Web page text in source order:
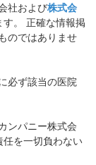
社および株式会
。 正確な情報掲
のではありませ
必ず該当の医院
ンパニー株式会
任を一切負わない